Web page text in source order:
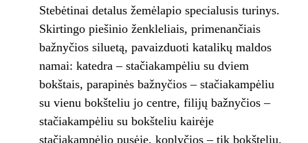
Stebėtinai detalus žemėlapio specialusis turinys.
Skirtingo piešinio ženkleliais, primenančiais
bažnyčios siluetą, pavaizduoti katalikų maldos
namai: katedra – stačiakampėliu su dviem
bokštais, parapinės bažnyčios – stačiakampėliu
su vienu bokšteliu jo centre, filijų bažnyčios –
stačiakampėliu su bokšteliu kairėje
stačiakampėlio pusėje, koplyčios – tik bokšteliu.